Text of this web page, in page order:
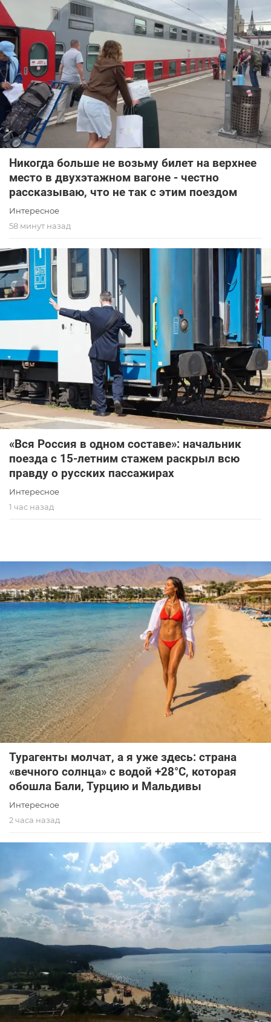
Никогда больше не возьму билет на верхнее
место в двухэтажном вагоне - честно
рассказываю, что не так с этим поездом
Интересное
58 минут назад
«Вся Россия в одном составе»: начальник
поезда с 15-летним стажем раскрыл всю
правду о русских пассажирах
Интересное
1 час назад
Турагенты молчат, а я уже здесь: страна
«вечного солнца» с водой +28°C, которая
обошла Бали, Турцию и Мальдивы
Интересное
2 часа назад